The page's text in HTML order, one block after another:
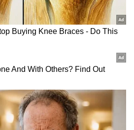
ஐ உங்கள் முதன்மைத்